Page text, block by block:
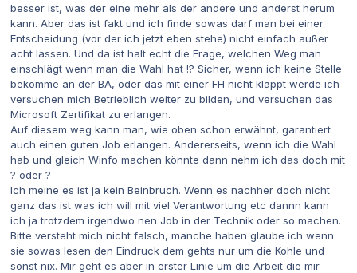
besser ist, was der eine mehr als der andere und anderst herum
kann. Aber das ist fakt und ich finde sowas darf man bei einer
Entscheidung (vor der ich jetzt eben stehe) nicht einfach außer
acht lassen. Und da ist halt echt die Frage, welchen Weg man
einschlägt wenn man die Wahl hat !? Sicher, wenn ich keine Stelle
bekomme an der BA, oder das mit einer FH nicht klappt werde ich
versuchen mich Betrieblich weiter zu bilden, und versuchen das
Microsoft Zertifikat zu erlangen.
Auf diesem weg kann man, wie oben schon erwähnt, garantiert
auch einen guten Job erlangen. Andererseits, wenn ich die Wahl
hab und gleich Winfo machen könnte dann nehm ich das doch mit
? oder ?
Ich meine es ist ja kein Beinbruch. Wenn es nachher doch nicht
ganz das ist was ich will mit viel Verantwortung etc dannn kann
ich ja trotzdem irgendwo nen Job in der Technik oder so machen.
Bitte versteht mich nicht falsch, manche haben glaube ich wenn
sie sowas lesen den Eindruck dem gehts nur um die Kohle und
sonst nix. Mir geht es aber in erster Linie um die Arbeit die mir